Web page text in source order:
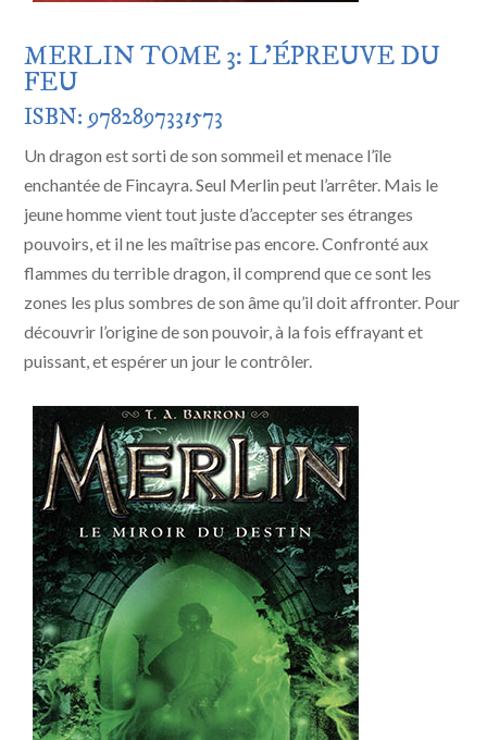
MERLIN TOME 3: L’ÉPREUVE DU
FEU
ISBN: 9782897331573
Un dragon est sorti de son sommeil et menace l’île
enchantée de Fincayra. Seul Merlin peut l’arrêter. Mais le
jeune homme vient tout juste d’accepter ses étranges
pouvoirs, et il ne les maîtrise pas encore. Confronté aux
flammes du terrible dragon, il comprend que ce sont les
zones les plus sombres de son âme qu’il doit affronter. Pour
découvrir l’origine de son pouvoir, à la fois effrayant et
puissant, et espérer un jour le contrôler.